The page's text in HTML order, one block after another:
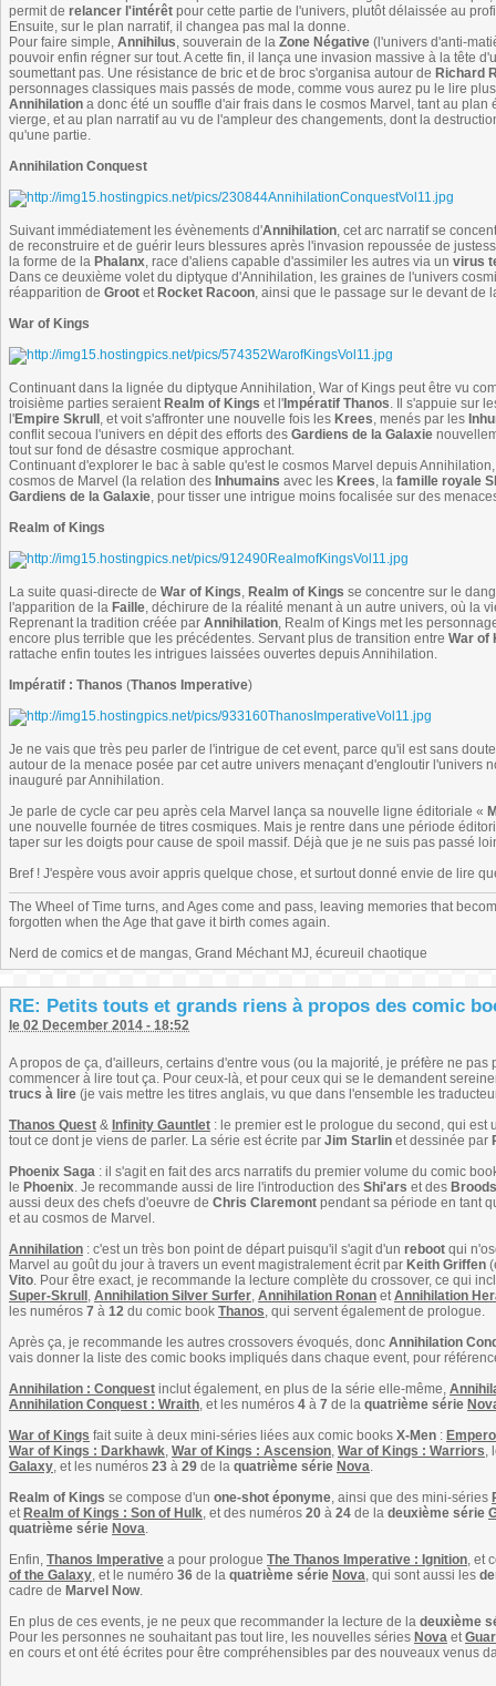
permit de relancer l'intérêt pour cette partie de l'univers, plutôt délaissée au
Ensuite, sur le plan narratif, il changea pas mal la donne.
Pour faire simple, Annihilus, souverain de la Zone Négative (l'univers d'anti-
pouvoir enfin régner sur tout. A cette fin, il lança une invasion massive à la tête
soumettant pas. Une résistance de bric et de broc s'organisa autour de Richard
personnages classiques mais passés de mode, comme vous aurez pu le lire
Annihilation a donc été un souffle d'air frais dans le cosmos Marvel, tant au
vierge, et au plan narratif au vu de l'ampleur des changements, dont la
qu'une partie.
Annihilation Conquest
Suivant immédiatement les évènements d'Annihilation, cet arc narratif se
de reconstruire et de guérir leurs blessures après l'invasion repoussée de
la forme de la Phalanx, race d'aliens capable d'assimiler les autres via un virus
Dans ce deuxième volet du diptyque d'Annihilation, les graines de l'univers
réapparition de Groot et Rocket Racoon, ainsi que le passage sur le devant de
War of Kings
Continuant dans la lignée du diptyque Annihilation, War of Kings peut être vu
troisième parties seraient Realm of Kings et l' Impératif Thanos. Il s'appuie sur
l'Empire Skrull , et voit s'affronter une nouvelle fois les Krees, menés par les
conflit secoua l'univers en dépit des efforts des Gardiens de la Galaxie
tout sur fond de désastre cosmique approchant.
Continuant d'explorer le bac à sable qu'est le cosmos Marvel depuis
cosmos de Marvel (la relation des Inhumains avec les Krees, la famille royale
Gardiens de la Galaxie, pour tisser une intrigue moins focalisée sur des
Realm of Kings
La suite quasi-directe de War of Kings, Realm of Kings se concentre sur le
l'apparition de la Faille, déchirure de la réalité menant à un autre univers, où la
Reprenant la tradition créée par Annihilation, Realm of Kings met les
encore plus terrible que les précédentes. Servant plus de transition entre War of
rattache enfin toutes les intrigues laissées ouvertes depuis Annihilation.
Impératif : Thanos (Thanos Imperative)
Je ne vais que très peu parler de l'intrigue de cet event, parce qu'il est sans
autour de la menace posée par cet autre univers menaçant d'engloutir l'univers
inauguré par Annihilation.
Je parle de cycle car peu après cela Marvel lança sa nouvelle ligne éditoriale «
une nouvelle fournée de titres cosmiques. Mais je rentre dans une période
taper sur les doigts pour cause de spoil massif. Déjà que je ne suis pas passé
Bref ! J'espère vous avoir appris quelque chose, et surtout donné envie de lire
The Wheel of Time turns, and Ages come and pass, leaving memories that
forgotten when the Age that gave it birth comes again.
Nerd de comics et de mangas, Grand Méchant MJ, écureuil chaotique
RE: Petits touts et grands riens à propos des comic
le 02 December 2014 - 18:52
A propos de ça, d'ailleurs, certains d'entre vous (ou la majorité, je préfère ne
commencer à lire tout ça. Pour ceux-là, et pour ceux qui se le demandent
trucs à lire (je vais mettre les titres anglais, vu que dans l'ensemble les
Thanos Quest & Infinity Gauntlet : le premier est le prologue du second, qui
tout ce dont je viens de parler. La série est écrite par Jim Starlin et dessinée par
Phoenix Saga : il s'agit en fait des arcs narratifs du premier volume du comic
le Phoenix. Je recommande aussi de lire l'introduction des Shi'ars et des Broods
aussi deux des chefs d'oeuvre de Chris Claremont pendant sa période en tant
et au cosmos de Marvel.
Annihilation : c'est un très bon point de départ puisqu'il s'agit d'un reboot qui
Marvel au goût du jour à travers un event magistralement écrit par Keith Griffen
Vito. Pour être exact, je recommande la lecture complète du crossover, ce qui
Super-Skrull , Annihilation Silver Surfer, Annihilation Ronan etAnnihilation
les numéros 7 à 12 du comic book Thanos, qui servent également de prologue.
Après ça, je recommande les autres crossovers évoqués, donc Annihilation
vais donner la liste des comic books impliqués dans chaque event, pour
Annihilation : Conquest inclut également, en plus de la série elle-même,
Annihilation Conquest : Wraith, et les numéros 4 à 7 de la quatrième série
War of Kings fait suite à deux mini-séries liées aux comic books X-Men :
War of Kings : Darkhawk, War of Kings : Ascension, War of Kings : Warriors,
Galaxy, et les numéros 23 à 29 de la quatrième série Nova.
Realm of Kings se compose d'un one-shot éponyme, ainsi que des mini-séries
et Realm of Kings : Son of Hulk, et des numéros 20 à 24 de la deuxième série
quatrième série Nova.
Enfin, Thanos Imperative a pour prologue The Thanos Imperative : Ignition, et
of the Galaxy, et le numéro 36 de la quatrième série Nova, qui sont aussi les
cadre de Marvel Now.
En plus de ces events, je ne peux que recommander la lecture de la deuxième
Pour les personnes ne souhaitant pas tout lire, les nouvelles séries Nova et
en cours et ont été écrites pour être compréhensibles par des nouveaux venus